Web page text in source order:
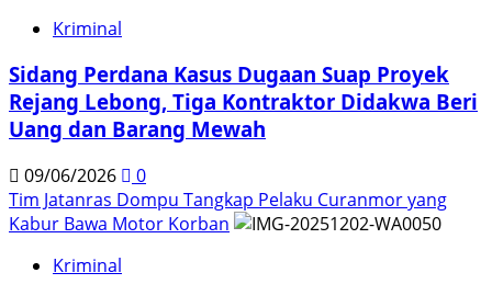
Kriminal
Sidang Perdana Kasus Dugaan Suap Proyek
Rejang Lebong, Tiga Kontraktor Didakwa Beri
Uang dan Barang Mewah
09/06/2026
0
Tim Jatanras Dompu Tangkap Pelaku Curanmor yang
Kabur Bawa Motor Korban
Kriminal